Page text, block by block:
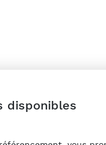
disponibles